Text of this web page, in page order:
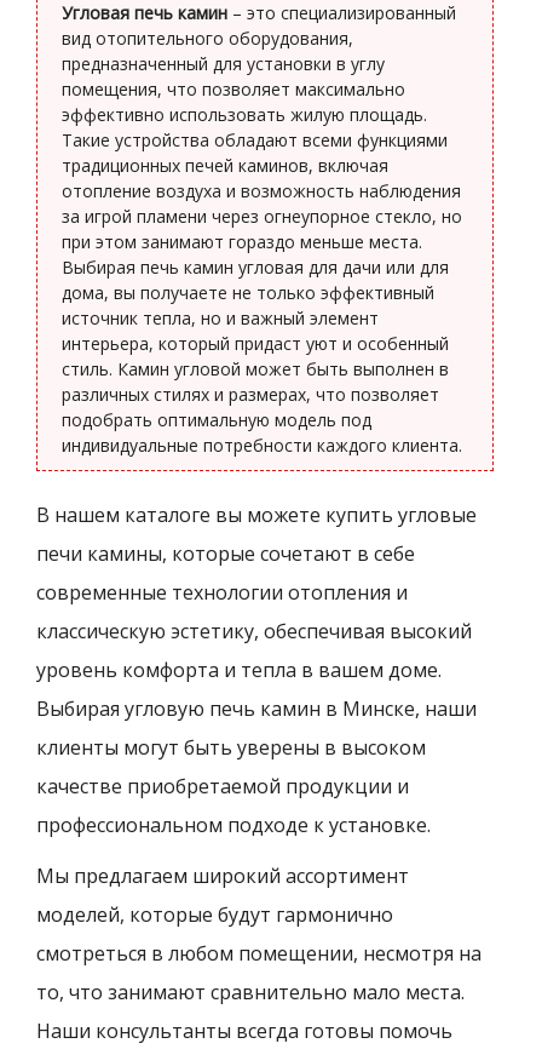
Угловая печь камин – это специализированный
вид отопительного оборудования,
предназначенный для установки в углу
помещения, что позволяет максимально
эффективно использовать жилую площадь.
Такие устройства обладают всеми функциями
традиционных печей каминов, включая
отопление воздуха и возможность наблюдения
за игрой пламени через огнеупорное стекло, но
при этом занимают гораздо меньше места.
Выбирая печь камин угловая для дачи или для
дома, вы получаете не только эффективный
источник тепла, но и важный элемент
интерьера, который придаст уют и особенный
стиль. Камин угловой может быть выполнен в
различных стилях и размерах, что позволяет
подобрать оптимальную модель под
индивидуальные потребности каждого клиента.
В нашем каталоге вы можете купить угловые
печи камины, которые сочетают в себе
современные технологии отопления и
классическую эстетику, обеспечивая высокий
уровень комфорта и тепла в вашем доме.
Выбирая угловую печь камин в Минске, наши
клиенты могут быть уверены в высоком
качестве приобретаемой продукции и
профессиональном подходе к установке.
Мы предлагаем широкий ассортимент
моделей, которые будут гармонично
смотреться в любом помещении, несмотря на
то, что занимают сравнительно мало места.
Наши консультанты всегда готовы помочь